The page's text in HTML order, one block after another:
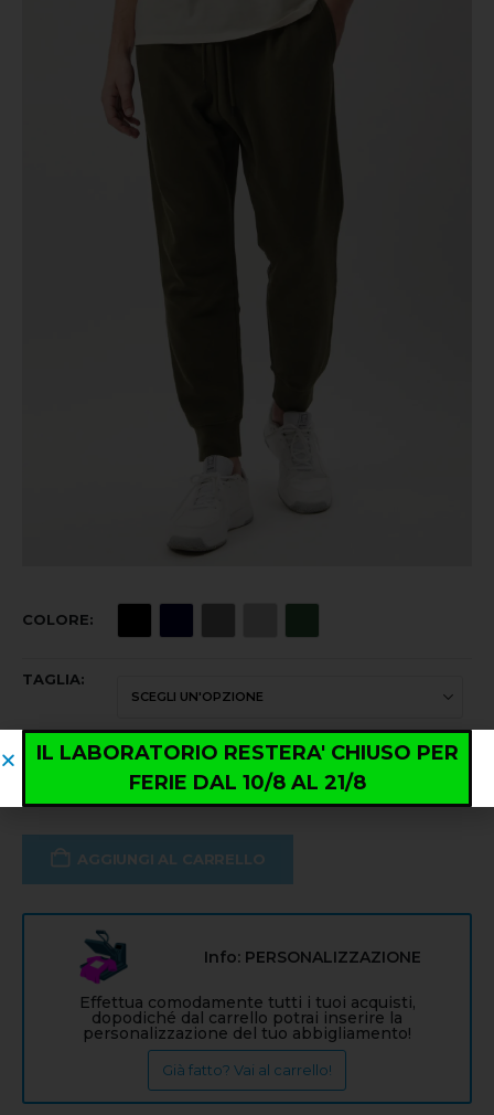
COLORE
TAGLIA
AGGIUNGI AL CARRELLO
Info: PERSONALIZZAZIONE
Effettua comodamente tutti i tuoi acquisti,
dopodiché dal carrello potrai inserire la
personalizzazione del tuo abbigliamento!
Già fatto? Vai al carrello!
IL LABORATORIO RESTERA' CHIUSO PER
FERIE DAL 10/8 AL 21/8